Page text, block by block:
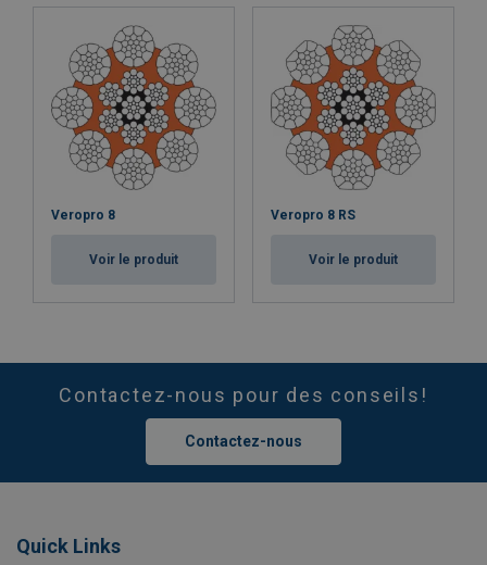
Veropro 8
Voir le produit
Veropro 8 RS
Voir le produit
Contactez-nous pour des conseils!
Contactez-nous
Quick Links